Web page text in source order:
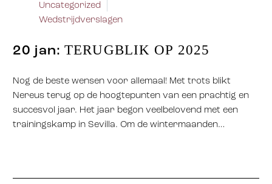
Uncategorized
Wedstrijdverslagen
20 jan: TERUGBLIK OP 2025
Nog de beste wensen voor allemaal! Met trots blikt
Nereus terug op de hoogtepunten van een prachtig en
succesvol jaar. Het jaar begon veelbelovend met een
trainingskamp in Sevilla. Om de wintermaanden…